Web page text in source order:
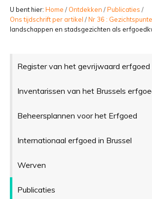
BELEVEN
zoeken...
U bent hier: Home / Ontdekken /Publicaties /
Ons tijdschrift per artikel /Nr 36 :
landschappen en stadsgezichten als
Register van het gevrijwaard erfgoed
Inventarissen van het Brussels
Beheersplannen voor het Erfgoed
Internationaal erfgoed in Brussel
Werven
Publicaties